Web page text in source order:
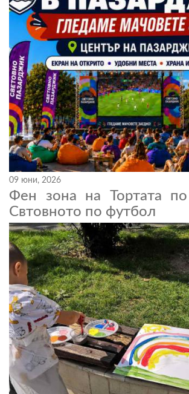
09 юни, 2026
Фен зона на Тортата
Свтовното по футбол